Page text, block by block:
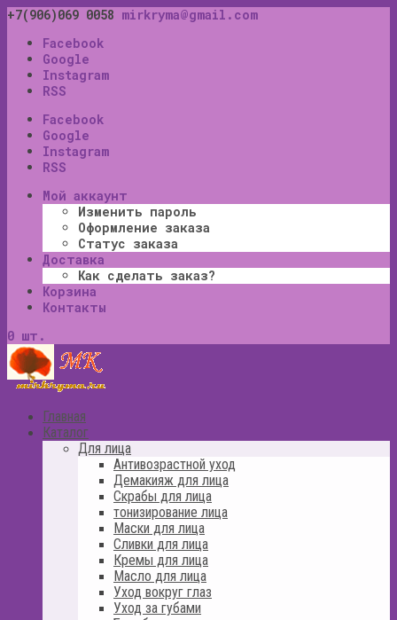
+7(906)069 0058 mirkryma@gmail.com
Facebook
Google
Instagram
RSS
Facebook
Google
Instagram
RSS
Мой аккаунт
Изменить пароль
Оформление заказа
Статус заказа
Доставка
Как сделать заказ?
Корзина
Контакты
0 шт.
Главная
Каталог
Для лица
Антивозрастной уход
Демакияж для лица
Скрабы для лица
тонизирование лица
Маски для лица
Сливки для лица
Кремы для лица
Масло для лица
Уход вокруг глаз
Уход за губами